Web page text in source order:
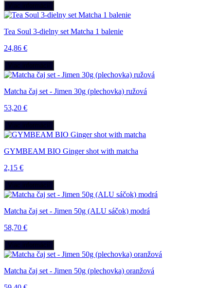
Viac informácií
Tea Soul 3-dielny set Matcha 1 balenie
24,86 €
Viac informácií
Matcha čaj set - Jimen 30g (plechovka) ružová
53,20 €
Viac informácií
GYMBEAM BIO Ginger shot with matcha
2,15 €
Viac informácií
Matcha čaj set - Jimen 50g (ALU sáčok) modrá
58,70 €
Viac informácií
Matcha čaj set - Jimen 50g (plechovka) oranžová